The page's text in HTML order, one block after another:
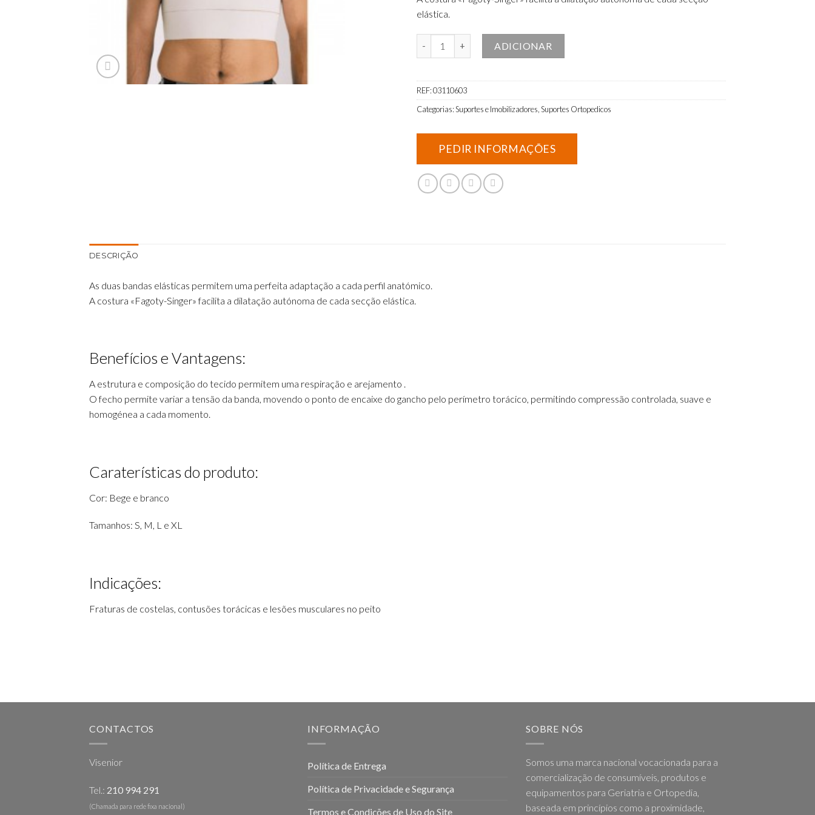
elástica.
ADICIONAR
REF:03110603
Categorias:Suportes e Imobilizadores Suportes Ortopedicos
DESCRIÇÃO
As duas bandas elásticas permitem uma perfeita adaptação a cada perfil anatómico.
A costura «Fagoty-Singer» facilita a dilatação autónoma de cada secção elástica.
Benefícios e Vantagens:
A estrutura e composição do tecido permitem uma respiração e arejamento .
O fecho permite variar a tensão da banda, movendo o ponto de encaixe do gancho pelo perímetro torácico, permitindo compressão controlada, suave e
homogénea a cada momento.
Caraterísticas do produto:
Cor: Bege e branco
Tamanhos: S, M, L e XL
Indicações:
Fraturas de costelas, contusões torácicas e lesões musculares no peito
CONTACTOS
Visenior
Tel.: 210 994 291
(Chamada para rede fixa nacional)
INFORMAÇÃO
Política de Entrega
Política de Privacidade e Segurança
Termos e Condições de Uso do Site
SOBRE NÓS
Somos uma marca nacional vocacionada para a
comercialização de consumíveis, produtos e
equipamentos para Geriatria e Ortopedia,
baseada em princípios como a proximidade,